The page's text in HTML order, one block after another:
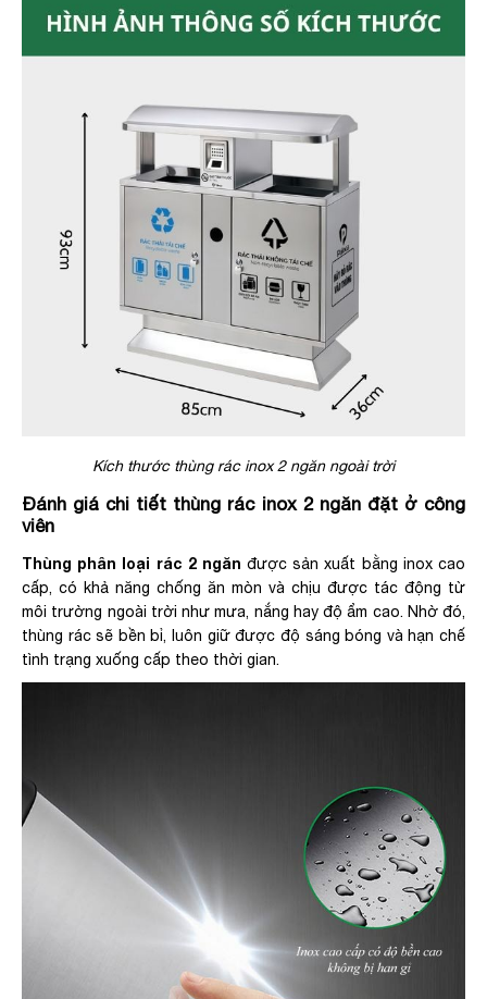
Kích thước thùng rác inox 2 ngăn ngoài trời
Đánh giá chi tiết thùng rác inox 2 ngăn đặt ở công
viên
Thùng phân loại rác 2 ngăn được sản xuất bằng inox cao
cấp, có khả năng chống ăn mòn và chịu được tác động từ
môi trường ngoài trời như mưa, nắng hay độ ẩm cao. Nhờ đó,
thùng rác sẽ bền bỉ, luôn giữ được độ sáng bóng và hạn chế
tình trạng xuống cấp theo thời gian.